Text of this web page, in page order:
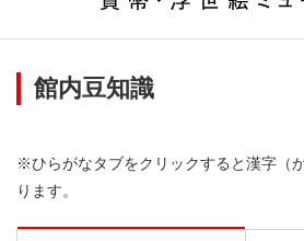
館内豆知識
※ひらがなタブをクリックすると漢字（
ります。